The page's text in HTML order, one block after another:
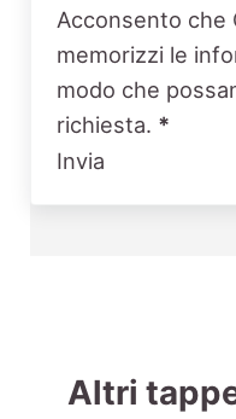
Acconsento che
memorizzi le
modo che
richiesta. *
Invia
Altri